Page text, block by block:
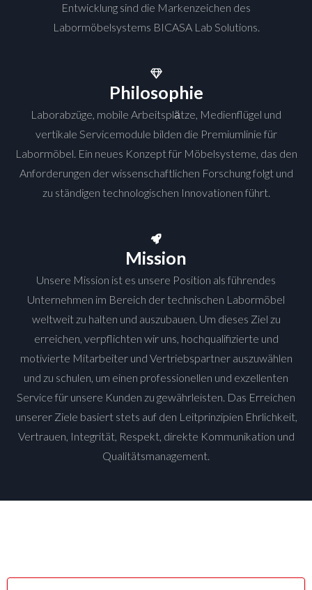
Entwicklung sind die Markenzeichen des
Labormöbelsystems BICASA Lab Solutions.
Philosophie
Laborabzüge, mobile Arbeitsplӓtze, Medienflügel und
vertikale Servicemodule bilden die Premiumlinie für
Labormöbel. Ein neues Konzept für Möbelsysteme, das den
Anforderungen der wissenschaftlichen Forschung folgt und
zu ständigen technologischen Innovationen führt.
Mission
Unsere Mission ist es unsere Position als führendes
Unternehmen im Bereich der technischen Labormöbel
weltweit zu halten und auszubauen. Um dieses Ziel zu
erreichen, verpflichten wir uns, hochqualifizierte und
motivierte Mitarbeiter und Vertriebspartner auszuwählen
und zu schulen, um einen professionellen und exzellenten
Service für unsere Kunden zu gewährleisten. Das Erreichen
unserer Ziele basiert stets auf den Leitprinzipien Ehrlichkeit,
Vertrauen, Integrität, Respekt, direkte Kommunikation und
Qualitätsmanagement.